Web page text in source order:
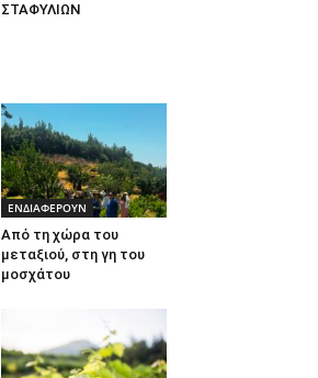
ΣΤΑΦΥΛΙΩΝ
ΕΝΔΙΑΦΕΡΟΥΝ
Από τη χώρα του
μεταξιού, στη γη του
μοσχάτου